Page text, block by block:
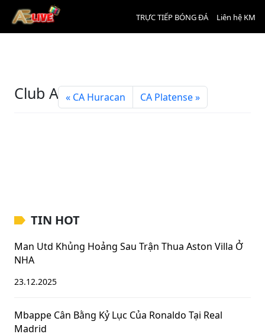
TRỰC TIẾP BÓNG ĐÁ Liên hệ KM
Club Atlético Lanús
CA Huracan CA Platense
TIN HOT
Man Utd Khủng Hoảng Sau Trận Thua Aston Villa Ở
NHA
23.12.2025
Mbappe Cân Bằng Kỷ Lục Của Ronaldo Tại Real
Madrid